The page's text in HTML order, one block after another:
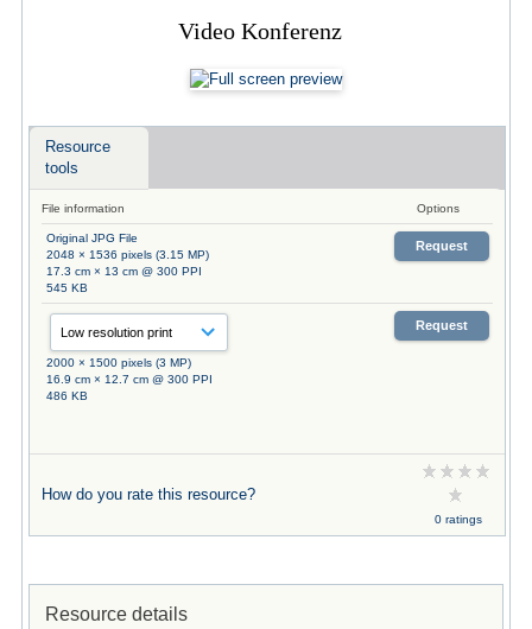
Video Konferenz
Resource
tools
File information Options
Original JPG File
2048 × 1536 pixels (3.15 MP)
17.3 cm × 13 cm @ 300 PPI
545 KB
Request
2000 × 1500 pixels (3 MP)
16.9 cm × 12.7 cm @ 300 PPI
486 KB
Request
How do you rate this resource?
0 ratings
Resource details